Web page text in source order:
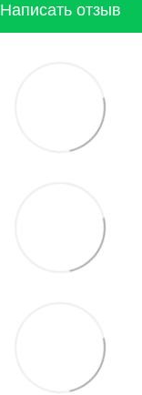
Написать отзыв